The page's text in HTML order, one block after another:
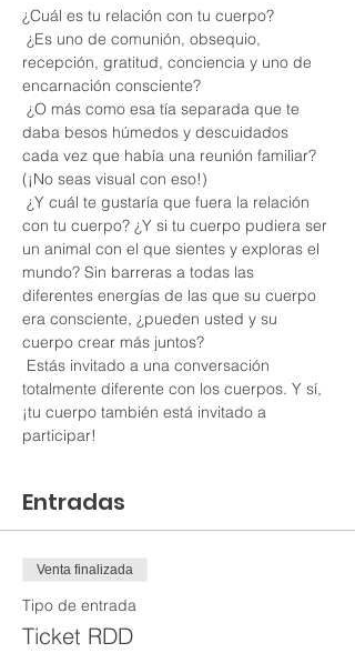
¿Cuál es tu relación con tu cuerpo?
recepción, gratitud, conciencia y uno de
encarnación consciente?
daba besos húmedos y descuidados
cada vez que había una reunión familiar?
(¡No seas visual con eso!)
con tu cuerpo? ¿Y si tu cuerpo pudiera ser
un animal con el que sientes y exploras el
mundo? Sin barreras a todas las
diferentes energías de las que su cuerpo
era consciente, ¿pueden usted y su
cuerpo crear más juntos?
totalmente diferente con los cuerpos. Y sí,
¡tu cuerpo también está invitado a
participar!
Entradas
Venta finalizada
Tipo de entrada
Ticket RDD